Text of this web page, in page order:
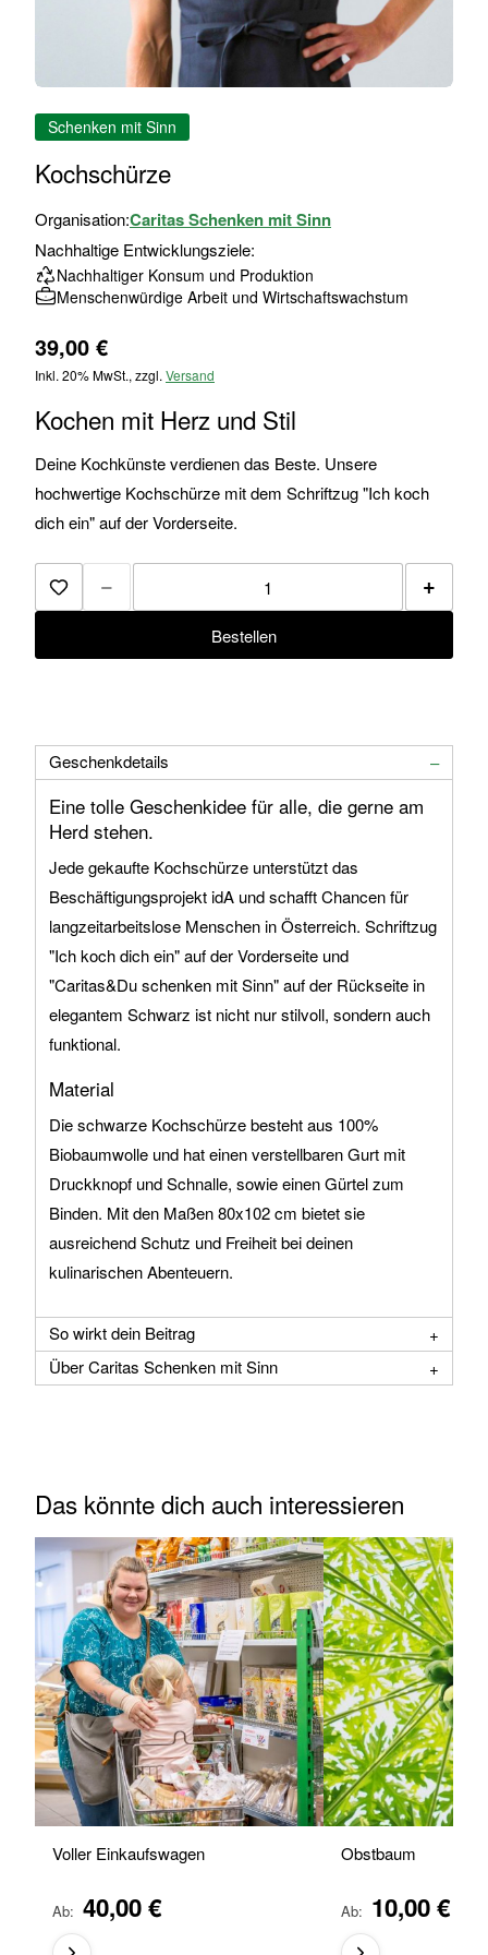
Anfang
der
Bildgalerie
springen
Schenken mit Sinn
Kochschürze
Organisation:Caritas Schenken mit Sinn
Nachhaltige Entwicklungsziele:
Nachhaltiger Konsum und Produktion
Menschenwürdige Arbeit und Wirtschaftswachstum
39,00 €
Inkl. 20% MwSt., zzgl. Versand
Kochen mit Herz und Stil
Deine Kochkünste verdienen das Beste. Unsere
hochwertige Kochschürze mit dem Schriftzug "Ich koch
dich ein" auf der Vorderseite.
Zur Merkliste hinzufügen
− +
Bestellen
Geschenkdetails
Eine tolle Geschenkidee für alle, die gerne am
Herd stehen.
Jede gekaufte Kochschürze unterstützt das
Beschäftigungsprojekt idA und schafft Chancen für
langzeitarbeitslose Menschen in Österreich. Schriftzug
"Ich koch dich ein" auf der Vorderseite und
"Caritas&Du schenken mit Sinn" auf der Rückseite in
elegantem Schwarz ist nicht nur stilvoll, sondern auch
funktional.
Material
Die schwarze Kochschürze besteht aus 100%
Biobaumwolle und hat einen verstellbaren Gurt mit
Druckknopf und Schnalle, sowie einen Gürtel zum
Binden. Mit den Maßen 80x102 cm bietet sie
ausreichend Schutz und Freiheit bei deinen
kulinarischen Abenteuern.
So wirkt dein Beitrag
Über Caritas Schenken mit Sinn
Das könnte dich auch interessieren
Voller Einkaufswagen
Ab 40,00 €
Obstbaum
Ab 10,00 €